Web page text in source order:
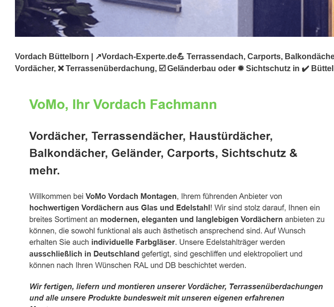
Vordach Büttelborn | ↗️Vordach-Experte.de💪 Terrassendach, Carports,
Vordächer, ❌ Terrassenüberdachung, ☑️ Geländerbau oder ✹ Sichtschutz in ✔️